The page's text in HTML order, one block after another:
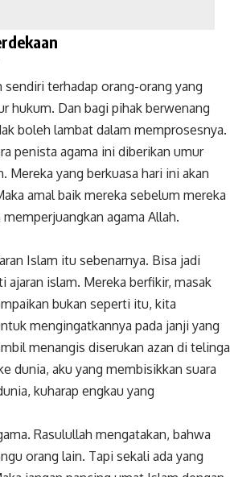
terhadap orang-orang yang
hukum. Dan bagi pihak berwenang
boleh lambat dalam memprosesnya.
penista agama ini diberikan umur
Mereka yang berkuasa hari ini akan
amal baik mereka sebelum mereka
agama Allah.
Islam itu sebenarnya. Bisa jadi
islam. Mereka berfikir, masak
bukan seperti itu, kita
mengingatkannya pada janji yang
menangis diserukan azan di telinga
dunia, aku yang membisikkan suara
kuharap engkau yang
Rasulullah mengatakan, bahwa
orang lain. Tapi sekali ada yang